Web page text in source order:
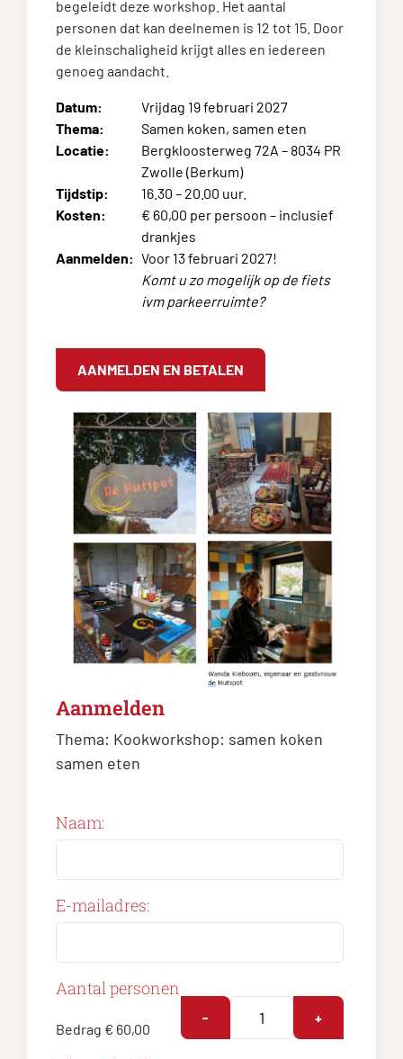
begeleidt deze workshop. Het aantal
personen dat kan deelnemen is 12 tot 15. Door
de kleinschaligheid krijgt alles en iedereen
genoeg aandacht.
Datum:
Vrijdag 19 februari 2027
Thema:
Samen koken, samen eten
Locatie:
Bergkloosterweg 72A – 8034 PR
Zwolle (Berkum)
Tijdstip:
16.30 – 20.00 uur.
Kosten:
€ 60,00 per persoon – inclusief
drankjes
Aanmelden: Voor 13 februari 2027!
Komt u zo mogelijk op de fiets
ivm parkeerruimte?
AANMELDEN EN BETALEN
Aanmelden
Thema: Kookworkshop: samen koken
samen eten
Naam:
E-mailadres:
Aantal personen
- +
Bedrag € 60,00